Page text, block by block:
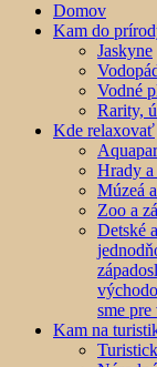
Domov
Kam do
Jaskyne
Vodné
Rarity,
Kde relaxovať
Hrady
Múzeá
Zoo a
Detské
sme
Kam na